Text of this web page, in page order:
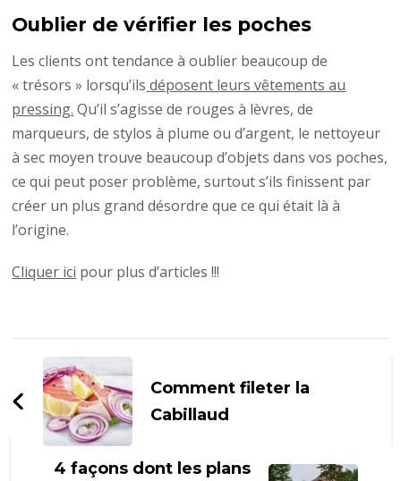
Oublier de vérifier les poches
Les clients ont tendance à oublier beaucoup de
« trésors » lorsqu’ils déposent leurs vêtements au
pressing. Qu’il s’agisse de rouges à lèvres, de
marqueurs, de stylos à plume ou d’argent, le nettoyeur
à sec moyen trouve beaucoup d’objets dans vos poches,
ce qui peut poser problème, surtout s’ils finissent par
créer un plus grand désordre que ce qui était là à
l’origine.
Cliquer ici pour plus d’articles !!!
Navigation
d'article
Comment fileter la
Cabillaud
4 façons dont les plans